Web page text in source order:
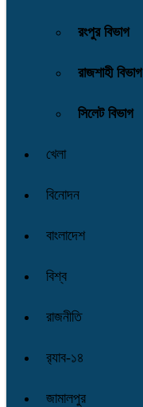
রংপুর বিভাগ
রাজশাহী বিভাগ
সিলেট বিভাগ
খেলা
বিনোদন
বাংলাদেশ
বিশ্ব
রাজনীতি
র‌্যাব-১৪
জামালপুর